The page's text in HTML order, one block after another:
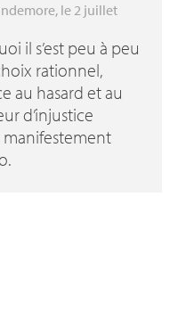
, le 2 juillet
il s’est peu à peu
rationnel,
au hasard et au
d’injustice